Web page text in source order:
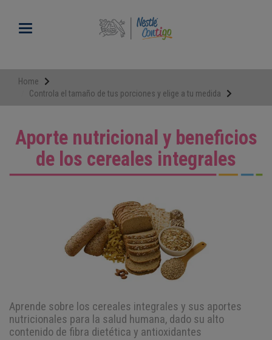
contenidoToggle navigation
Home
Controla el tamaño de tus porciones y elige a tu medida
Aporte nutricional y beneficios
de los cereales integrales
Aprende sobre los cereales integrales y sus aportes
nutricionales para la salud humana, dado su alto
contenido de fibra dietética y antioxidantes